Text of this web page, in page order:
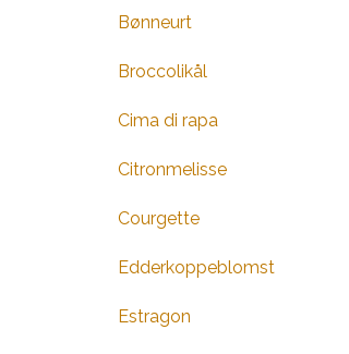
Bønneurt
Broccolikål
Cima di rapa
Citronmelisse
Courgette
Edderkoppeblomst
Estragon